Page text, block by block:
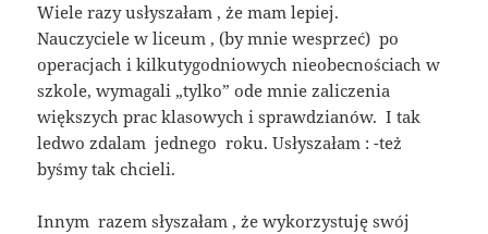
Wiele razy usłyszałam , że mam lepiej.
Nauczyciele w liceum , (by mnie wesprzeć) po
operacjach i kilkutygodniowych nieobecnościach w
szkole, wymagali „tylko” ode mnie zaliczenia
większych prac klasowych i sprawdzianów. I tak
ledwo zdalam jednego roku. Usłyszałam : -też
byśmy tak chcieli.
Innym razem słyszałam , że wykorzystuję swój